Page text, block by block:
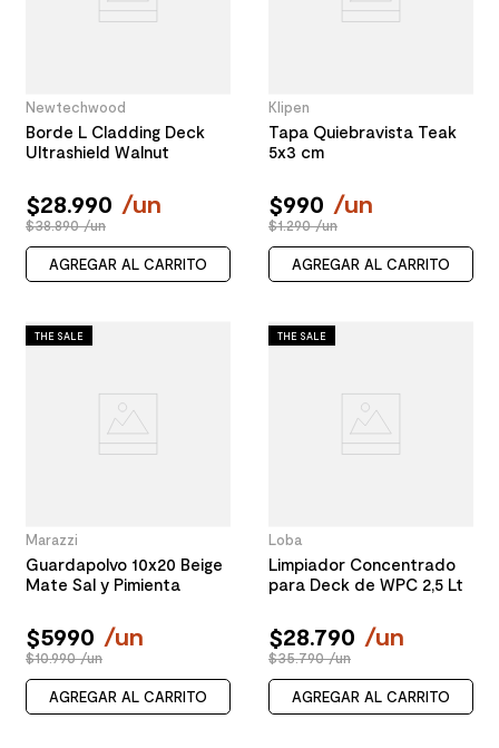
Newtechwood
Borde L Cladding Deck
Ultrashield Walnut
$28.990 /un
$38.890 /un
AGREGAR AL CARRITO
Klipen
Tapa Quiebravista Teak
5x3 cm
$990 /un
$1.290 /un
AGREGAR AL CARRITO
THE SALE
Marazzi
Guardapolvo 10x20 Beige
Mate Sal y Pimienta
$5990 /un
$10.990 /un
AGREGAR AL CARRITO
THE SALE
Loba
Limpiador Concentrado
para Deck de WPC 2,5 Lt
$28.790 /un
$35.790 /un
AGREGAR AL CARRITO